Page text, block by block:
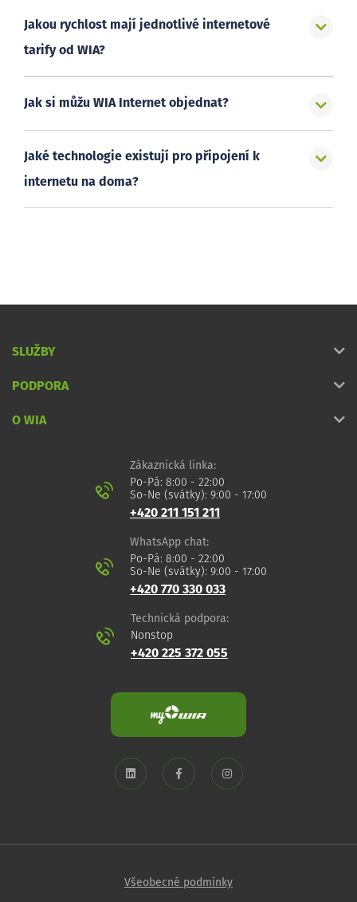
Jakou rychlost mají jednotlivé internetové
tarify od WIA?
Jak si můžu WIA Internet objednat?
Jaké technologie existují pro připojení k
internetu na doma?
SLUŽBY
PODPORA
O WIA
Zákaznická linka:
Po-Pá: 8:00 - 22:00
So-Ne (svátky): 9:00 - 17:00
+420 211 151 211
WhatsApp chat:
Po-Pá: 8:00 - 22:00
So-Ne (svátky): 9:00 - 17:00
+420 770 330 033
Technická podpora:
Nonstop
+420 225 372 055
Všeobecné podmínky